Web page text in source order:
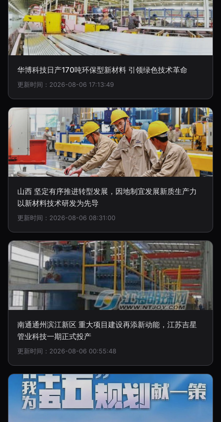
华博科技日产170吨环保型新材料 引领绿色技术革命
更新时间：2026-08-06 17:13:49
山西 坚定有序推进转型发展，因地制宜发展新质生产力
以新材料技术研发为先导
更新时间：2026-08-06 08:31:00
南通通州滨江新区 重大项目建设再添新动能，江苏吉星
管业科技一期正式投产
更新时间：2026-08-06 00:55:48